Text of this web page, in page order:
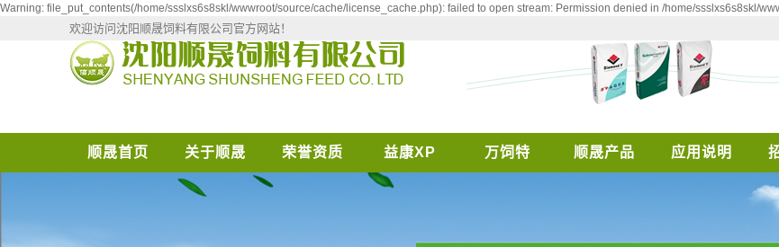
Warning: file_put_contents(/home/ssslxs6s8skl/wwwroot/source/cache/license_cache.php): failed to open stream: Permission denied in /home/ssslxs6s8skl/
欢迎访问沈阳顺晟饲料有限公司官方网站！
顺晟首页 关于顺晟 荣誉资质 益康XP 万饲特 顺晟产品 应用说明